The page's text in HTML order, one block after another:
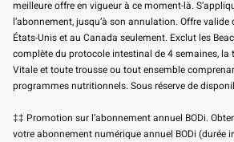
meilleure offre en vigueur à ce moment-là.
l’abonnement, jusqu’à son annulation. Offre
États-Unis et au Canada seulement. Exclut les
complète du protocole intestinal de 4 semaines, la
Vitale et toute trousse ou tout ensemble
programmes nutritionnels. Sous réserve de
‡‡ Promotion sur l’abonnement annuel BODi.
votre abonnement numérique annuel BODi (durée